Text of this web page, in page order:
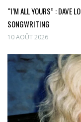
“I’M ALL YOURS” : DAVE
SONGWRITING
10 AOÛT 2026